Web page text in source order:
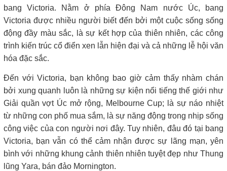
bang Victoria. Nằm ở phía Đông Nam nước Úc, bang
Victoria được nhiều người biết đến bởi một cuộc sống sống
động đầy màu sắc, là sự kết hợp của thiên nhiên, các công
trình kiến trúc cổ điển xen lẫn hiện đại và cả những lễ hội văn
hóa đặc sắc.
Đến với Victoria, bạn không bao giờ cảm thấy nhàm chán
bởi xung quanh luôn là những sự kiện nổi tiếng thế giới như
Giải quần vợt Úc mở rộng, Melbourne Cup; là sự náo nhiệt
từ những con phố mua sắm, là sự năng động trong nhịp sống
công việc của con người nơi đây. Tuy nhiên, đâu đó tại bang
Victoria, bạn vẫn có thể cảm nhận được sự lãng mạn, yên
bình với những khung cảnh thiên nhiên tuyệt đẹp như Thung
lũng Yara, bán đảo Mornington.